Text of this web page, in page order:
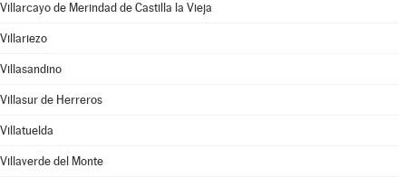
Villarcayo de Merindad de Castilla la Vieja
Villariezo
Villasandino
Villasur de Herreros
Villatuelda
Villaverde del Monte